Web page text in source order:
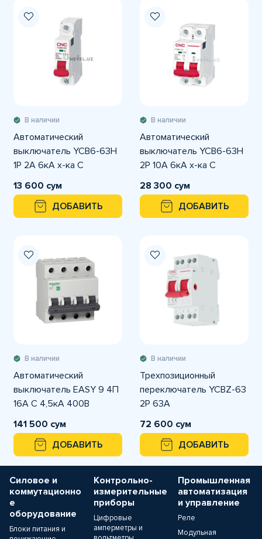
В наличии
Автоматический
выключатель YCB6-63H
1P 2A 6кА х-ка С
13 600 сум
ДОБАВИТЬ
В наличии
Автоматический
выключатель YCB6-63H
2P 10A 6кА х-ка С
28 300 сум
ДОБАВИТЬ
В наличии
Автоматический
выключатель EASY 9 4П
16А С 4,5кА 400В
141 500 сум
ДОБАВИТЬ
В наличии
Трехпозиционный
переключатель YCBZ-63
2P 63А
72 600 сум
ДОБАВИТЬ
Силовое и
коммутационно
е
оборудование
Блоки питания и
Контрольно-
измерительные
приборы
Цифровые
амперметры и
Промышленная
автоматизация
и управление
Реле
Модульная